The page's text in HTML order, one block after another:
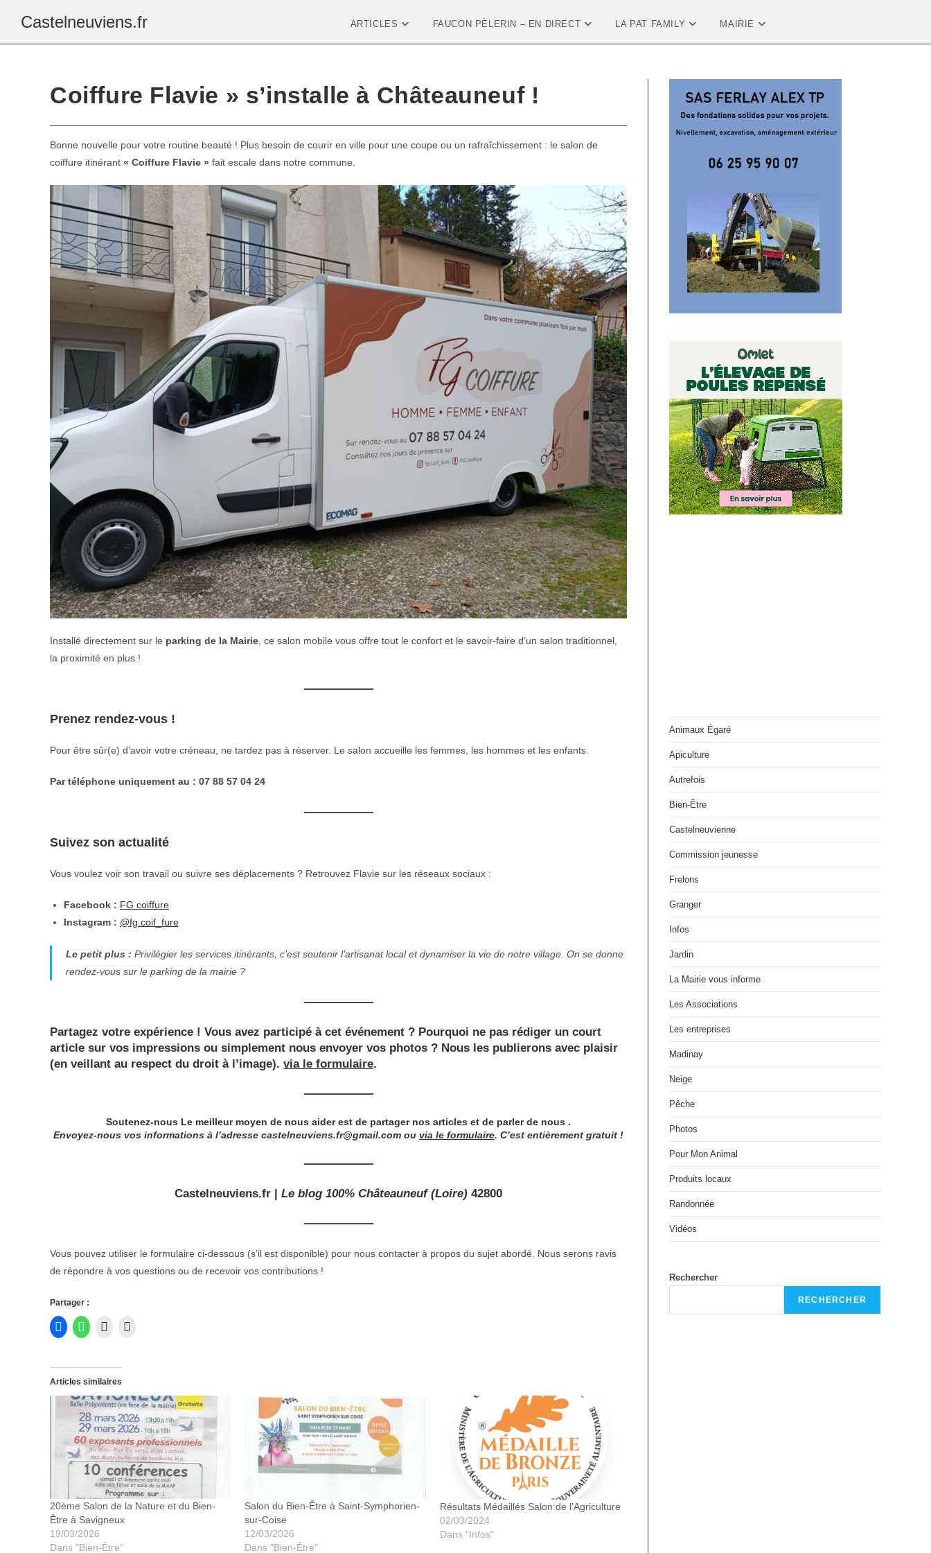
Castelneuviens.fr ARTICLES FAUCON PÈLERIN – EN DIRECT LA PAT FAMILY MAIRIE
Coiffure Flavie » s’installe à Châteauneuf !
Bonne nouvelle pour votre routine beauté ! Plus besoin de courir en ville pour une coupe ou un rafraîchissement : le salon de
coiffure itinérant « Coiffure Flavie » fait escale dans notre commune.
Installé directement sur le parking de la Mairie , ce salon mobile vous offre tout le confort et le savoir-faire d’un salon traditionnel,
la proximité en plus !
Prenez rendez-vous !
Pour être sûr(e) d’avoir votre créneau, ne tardez pas à réserver. Le salon accueille les femmes, les hommes et les enfants.
Par téléphone uniquement au : 07 88 57 04 24
Suivez son actualité
Vous voulez voir son travail ou suivre ses déplacements ? Retrouvez Flavie sur les réseaux sociaux :
Facebook : FG coiffure
Instagram : @fg.coif_fure
Le petit plus : Privilégier les services itinérants, c’est soutenir l’artisanat local et dynamiser la vie de notre village. On se donne
rendez-vous sur le parking de la mairie ?
Partagez votre expérience ! Vous avez participé à cet événement ? Pourquoi ne pas rédiger un court
article sur vos impressions ou simplement nous envoyer vos photos ? Nous les publierons avec plaisir
(en veillant au respect du droit à l’image). via le formulaire.
Soutenez-nous Le meilleur moyen de nous aider est de partager nos articles et de parler de nous .
Envoyez-nous vos informations à l’adresse castelneuviens.fr@gmail.com ou via le formulaire. C’est entièrement gratuit !
Castelneuviens.fr | Le blog 100% Châteauneuf (Loire) 42800
Vous pouvez utiliser le formulaire ci-dessous (s’il est disponible) pour nous contacter à propos du sujet abordé. Nous serons ravis
de répondre à vos questions ou de recevoir vos contributions !
Partager :
Articles similaires
20ème Salon de la Nature et du Bien-
Être à Savigneux
19/03/2026
Dans "Bien-Être"
Salon du Bien-Être à Saint-Symphorien-
sur-Coise
12/03/2026
Dans "Bien-Être"
Résultats Médaillés Salon de l’Agriculture
02/03/2024
Dans "Infos"
Animaux Égaré
Apiculture
Autrefois
Bien-Être
Castelneuvienne
Commission jeunesse
Frelons
Granger
Infos
Jardin
La Mairie vous informe
Les Associations
Les entreprises
Madinay
Neige
Pêche
Photos
Pour Mon Animal
Produits locaux
Randonnée
Vidéos
Rechercher
RECHERCHER